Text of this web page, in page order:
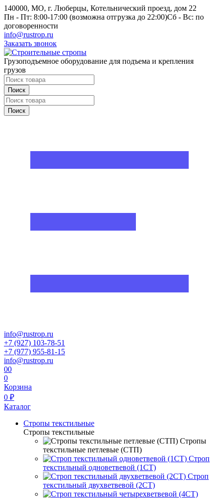
140000, МО, г. Люберцы, Котельнический проезд, дом 22
Пн - Пт: 8:00-17:00 (возможна отгрузка до 22:00)Сб - Вс: по
договоренности
info@rustrop.ru
Заказать звонок
Грузоподъемное оборудование для подъема и крепления
грузов
Поиск
Поиск
info@rustrop.ru
+7 (927) 103-78-51
+7 (977) 955-81-15
info@rustrop.ru
00
0
Корзина
0 ₽
Каталог
Стропы текстильные
Стропы текстильные
Стропы
текстильные петлевые (СТП)
Строп
текстильный одноветвевой (1СТ)
Строп
текстильный двухветвевой (2СТ)